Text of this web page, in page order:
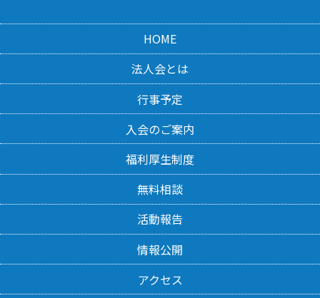
HOME
法人会とは
行事予定
入会のご案内
福利厚生制度
無料相談
活動報告
情報公開
アクセス